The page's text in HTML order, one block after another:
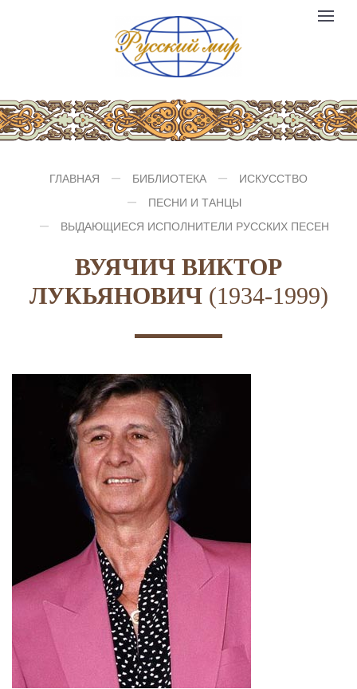
Компания
logo
Toggle
ГЛАВНАЯ БИБЛИОТЕКА
ИСКУССТВО
ПЕСНИ И ТАНЦЫ
ВЫДАЮЩИЕСЯ ИСПОЛНИТЕЛИ РУССКИХ ПЕСЕН
ВУЯЧИЧ ВИКТОР
ЛУКЬЯНОВИЧ (1934-1999)